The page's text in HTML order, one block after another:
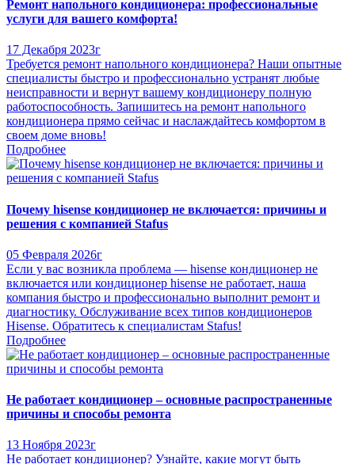
Ремонт напольного кондиционера: профессиональные
услуги для вашего комфорта!
17 Декабря 2023г
Требуется ремонт напольного кондиционера? Наши опытные
специалисты быстро и профессионально устранят любые
неисправности и вернут вашему кондиционеру полную
работоспособность. Запишитесь на ремонт напольного
кондиционера прямо сейчас и наслаждайтесь комфортом в
своем доме вновь!
Подробнее
Почему hisense кондиционер не включается: причины и
решения с компанией Stafus
05 Февраля 2026г
Если у вас возникла проблема — hisense кондиционер не
включается или кондиционер hisense не работает, наша
компания быстро и профессионально выполнит ремонт и
диагностику. Обслуживание всех типов кондиционеров
Hisense. Обратитесь к специалистам Stafus!
Подробнее
Не работает кондиционер – основные распространенные
причины и способы ремонта
13 Ноября 2023г
Не работает кондиционер? Узнайте, какие могут быть